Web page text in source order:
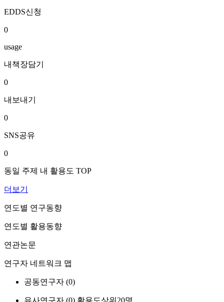
EDDS신청
0
usage
내책장담기
0
내보내기
0
SNS공유
0
동일 주제 내 활용도 TOP
더보기
연도별 연구동향
연도별 활용동향
연관논문
연구자 네트워크 맵
공동연구자 (0)
유사연구자 (0) 활용도상위20명